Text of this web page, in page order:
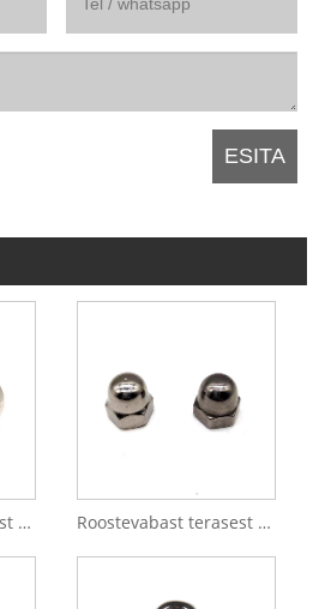
Roostevabast terasest Din1587 kuuskantmutrid Roostevabast terasest 304 316 M4 M6 M10 kuuskantmutrid